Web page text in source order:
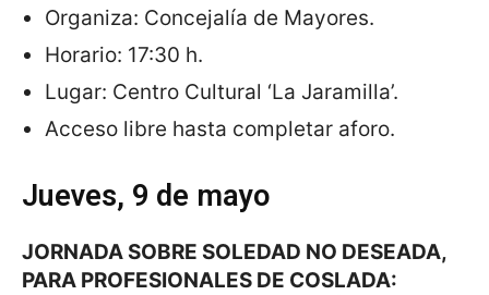
Organiza: Concejalía de Mayores.
Horario: 17:30 h.
Lugar: Centro Cultural ‘La Jaramilla’.
Acceso libre hasta completar aforo.
Jueves, 9 de mayo
JORNADA SOBRE SOLEDAD NO DESEADA,
PARA PROFESIONALES DE COSLADA: